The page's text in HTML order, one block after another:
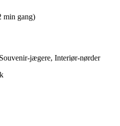
min gang)
jægere, Interiør-nørder